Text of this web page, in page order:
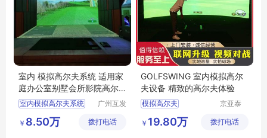
室内 模拟高尔夫系统 适用家
庭办公室别墅会所影院高尔
夫
室内模拟高尔夫系统
广州互发
品有限公
￥ 8.50万 拨打电话
GOLFSWING 室内模拟高尔
夫设备 精致的高尔夫体验
模拟高尔夫
京亚泰
技有限公
￥ 19.80万 拨打电话